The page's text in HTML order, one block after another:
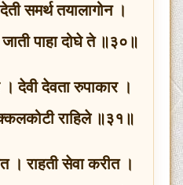
समर्थ तयालागोन ।
पाहा दोघे ते ॥३०॥
। देवी देवता रुपाकार ।
राहिले ॥३१॥
। राहती सेवा करीत ।